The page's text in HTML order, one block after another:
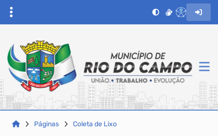
Páginas Coleta de Lixo